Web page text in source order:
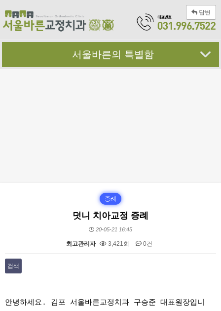
서울바른의 특별함
답변
증례
덧니 치아교정 증례
20-05-21 16:45
최고관리자 3,421회 0건
검색
안녕하세요. 김포 서울바른교정치과 구승준 대표원장입니